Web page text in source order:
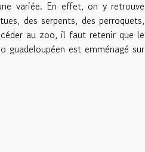
variée. En effet, on y retrouve
des serpents, des perroquets,
au zoo, il faut retenir que le
est emménagé sur